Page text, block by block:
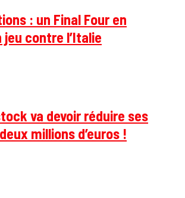
: un Final Four en
contre l’Italie
va devoir réduire ses
millions d’euros !